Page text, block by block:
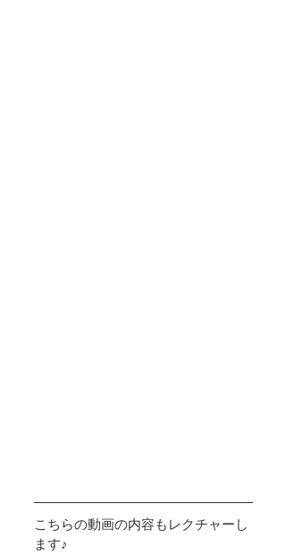
こちらの動画の内容もレクチャーし
ます♪